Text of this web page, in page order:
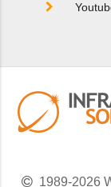
1989-2026